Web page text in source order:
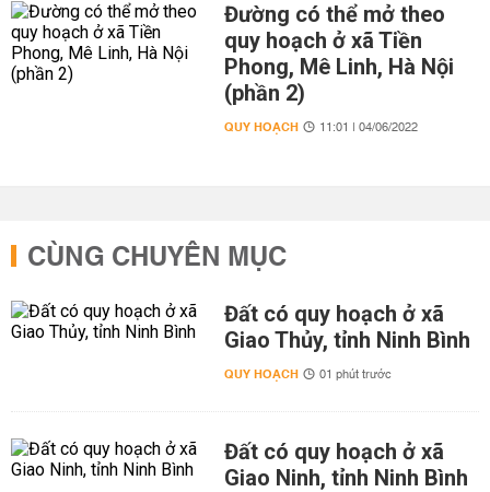
Đường có thể mở theo
quy hoạch ở xã Tiền
Phong, Mê Linh, Hà Nội
(phần 2)
QUY HOẠCH 11:01 | 04/06/2022
CÙNG CHUYÊN MỤC
Đất có quy hoạch ở xã
Giao Thủy, tỉnh Ninh Bình
QUY HOẠCH 01 phút trước
Đất có quy hoạch ở xã
Giao Ninh, tỉnh Ninh Bình